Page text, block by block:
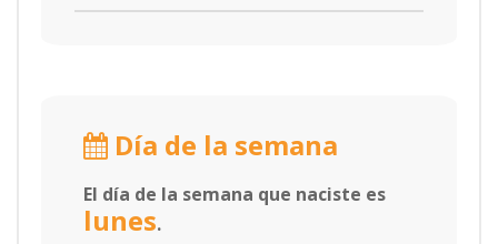
Día de la semana
El día de la semana que naciste es
lunes.